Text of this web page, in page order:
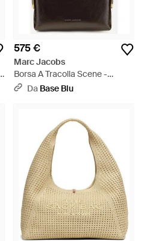
575 €
Marc Jacobs
Borsa A Tracolla Scene -
Bianco
Da Base Blu